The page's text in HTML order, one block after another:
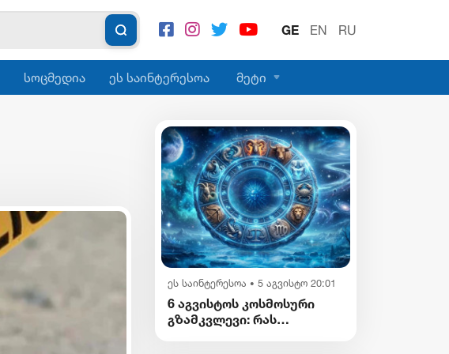
GE EN RU
სოცმედია ეს საინტერესოა მეტი
ეს საინტერესოა • 5 აგვისტო 20:01
6 აგვისტოს კოსმოსური
გზამკვლევი: რას